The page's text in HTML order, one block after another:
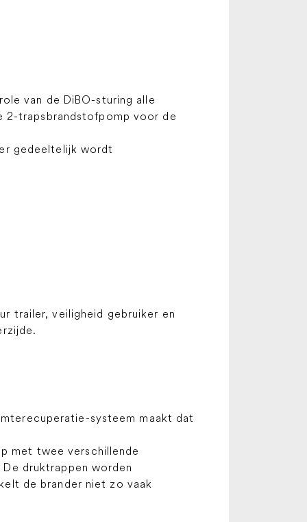
van de DiBO-sturing alle
2-trapsbrandstofpomp voor de
gedeeltelijk wordt
trailer, veiligheid gebruiker en
systeem maakt dat
met twee verschillende
druktrappen worden
de brander niet zo vaak